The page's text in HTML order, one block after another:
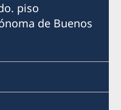
piso
de Buenos